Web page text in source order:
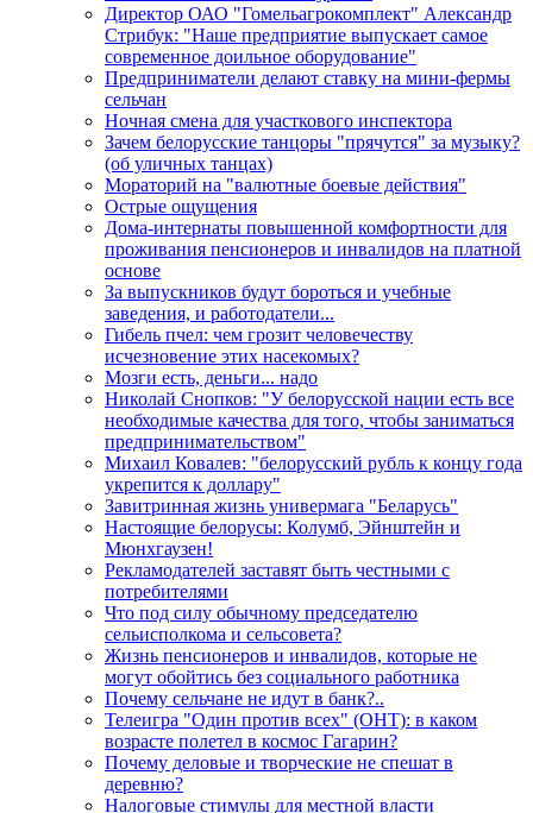
Директор ОАО "Гомельагрокомплект" Александр
Стрибук: "Наше предприятие выпускает самое
современное доильное оборудование"
Предприниматели делают ставку на мини-фермы
сельчан
Ночная смена для участкового инспектора
Зачем белорусские танцоры "прячутся" за музыку?
(об уличных танцах)
Мораторий на "валютные боевые действия"
Острые ощущения
Дома-интернаты повышенной комфортности для
проживания пенсионеров и инвалидов на платной
основе
За выпускников будут бороться и учебные
заведения, и работодатели...
Гибель пчел: чем грозит человечеству
исчезновение этих насекомых?
Мозги есть, деньги... надо
Николай Снопков: "У белорусской нации есть все
необходимые качества для того, чтобы заниматься
предпринимательством"
Михаил Ковалев: "белорусский рубль к концу года
укрепится к доллару"
Завитринная жизнь универмага "Беларусь"
Настоящие белорусы: Колумб, Эйнштейн и
Мюнхгаузен!
Рекламодателей заставят быть честными с
потребителями
Что под силу обычному председателю
сельисполкома и сельсовета?
Жизнь пенсионеров и инвалидов, которые не
могут обойтись без социального работника
Почему сельчане не идут в банк?..
Телеигра "Один против всех" (ОНТ): в каком
возрасте полетел в космос Гагарин?
Почему деловые и творческие не спешат в
деревню?
Налоговые стимулы для местной власти